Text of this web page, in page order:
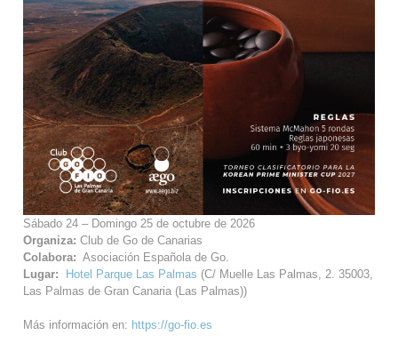
Sábado 24 – Domingo 25 de octubre de 2026
Organiza: Club de Go de Canarias
Colabora: Asociación Española de Go.
Lugar: Hotel Parque Las Palmas (C/ Muelle Las Palmas, 2. 35003,
Las Palmas de Gran Canaria (Las Palmas))
Más información en: https://go-fio.es